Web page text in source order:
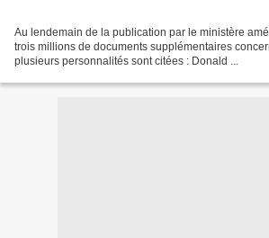
Au lendemain de la publication par le ministère
trois millions de documents supplémentaires
plusieurs personnalités sont citées : Donald ...